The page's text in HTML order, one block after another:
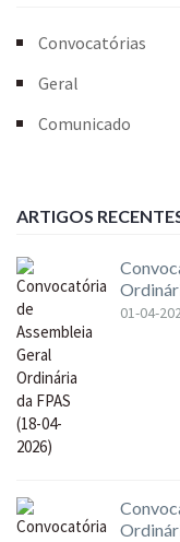
Convocatórias
Geral
Comunicado
ARTIGOS
01-04-